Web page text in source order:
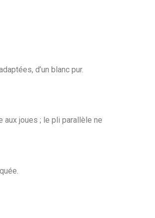
d’un blanc pur.
aux joues ; le pli parallèle ne